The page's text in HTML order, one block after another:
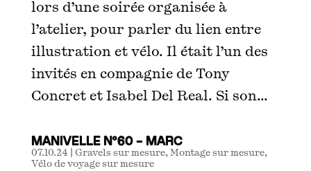
lors d’une soirée organisée à
l’atelier, pour parler du lien entre
illustration et vélo. Il était l’un des
invités en compagnie de Tony
Concret et Isabel Del Real. Si son...
MANIVELLE N°60 – MARC
07.10.24 | Gravels sur mesure,Montage sur mesure,
Vélo de voyage sur mesure